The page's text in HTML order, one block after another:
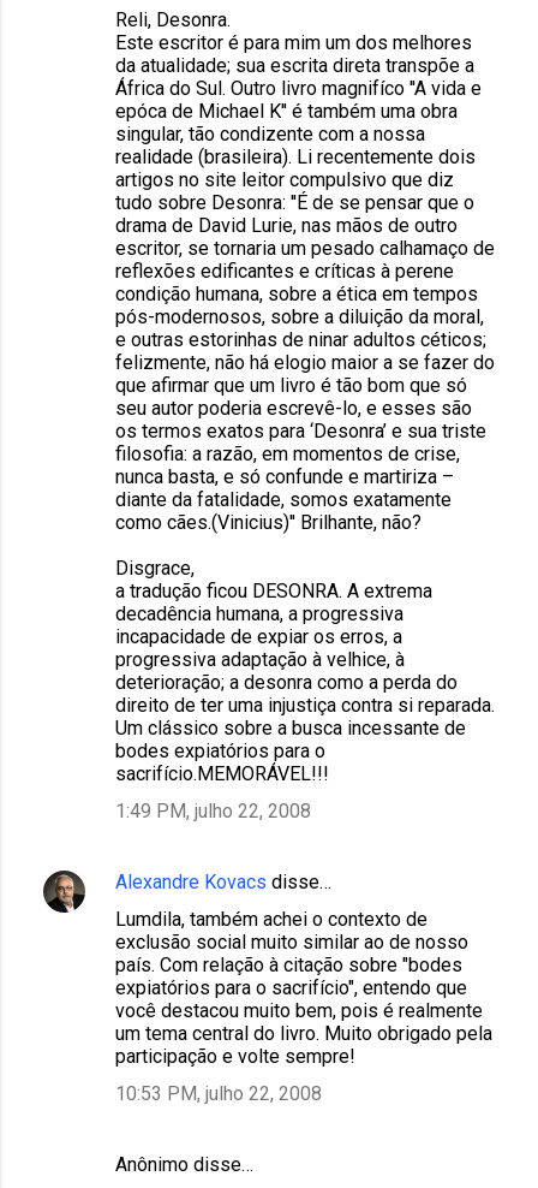
Reli, Desonra.
Este escritor é para mim um dos melhores
da atualidade; sua escrita direta transpõe a
África do Sul. Outro livro magnifíco ''A vida e
epóca de Michael K'' é também uma obra
singular, tão condizente com a nossa
realidade (brasileira). Li recentemente dois
artigos no site leitor compulsivo que diz
tudo sobre Desonra: ''É de se pensar que o
drama de David Lurie, nas mãos de outro
escritor, se tornaria um pesado calhamaço de
reflexões edificantes e críticas à perene
condição humana, sobre a ética em tempos
pós-modernosos, sobre a diluição da moral,
e outras estorinhas de ninar adultos céticos;
felizmente, não há elogio maior a se fazer do
que afirmar que um livro é tão bom que só
seu autor poderia escrevê-lo, e esses são
os termos exatos para ‘Desonra’ e sua triste
filosofia: a razão, em momentos de crise,
nunca basta, e só confunde e martiriza –
diante da fatalidade, somos exatamente
como cães.(Vinicius)'' Brilhante, não?
Disgrace,
a tradução ficou DESONRA. A extrema
decadência humana, a progressiva
incapacidade de expiar os erros, a
progressiva adaptação à velhice, à
deterioração; a desonra como a perda do
direito de ter uma injustiça contra si reparada.
Um clássico sobre a busca incessante de
bodes expiatórios para o
sacrifício.MEMORÁVEL!!!
1:49 PM, julho 22, 2008
Alexandre Kovacs disse…
Lumdila, também achei o contexto de
exclusão social muito similar ao de nosso
país. Com relação à citação sobre "bodes
expiatórios para o sacrifício", entendo que
você destacou muito bem, pois é realmente
um tema central do livro. Muito obrigado pela
participação e volte sempre!
10:53 PM, julho 22, 2008
Anônimo disse…